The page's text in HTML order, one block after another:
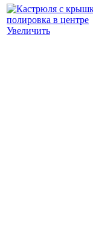
Увеличить